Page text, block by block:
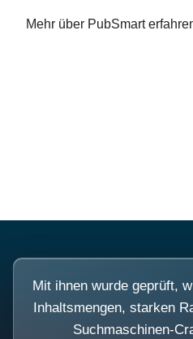
Mehr über PubSmart
Mit ihnen wurde geprüft,
Inhaltsmengen, starken
Suchmaschinen-